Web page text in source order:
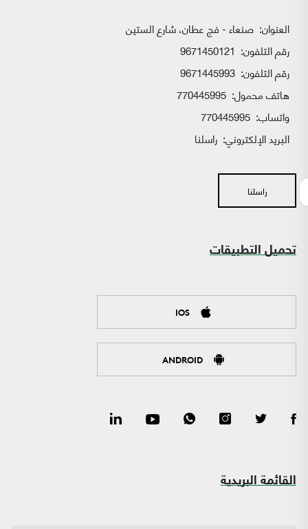
العنوان: صنعاء - فج عطان، شارع الستين
رقم التلفون: 9671450121
رقم التلفون: 9671445993
هاتف محمول: 770445995
واتساب:
البريد الإلكتروني: راسلنا
راسلنا
تحميل التطبيقات
IOS
ANDROID
القائمة البريدية